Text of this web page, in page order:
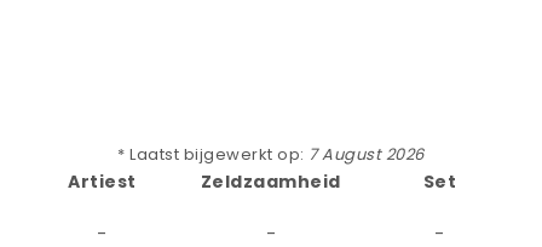
* Laatst bijgewerkt op: 7 August 2026
Artiest
-
Zeldzaamheid
-
Set
-